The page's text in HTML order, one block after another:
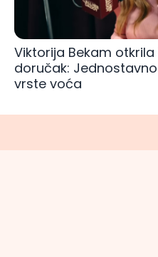
Viktorija Bekam
doručak:
vrste voća